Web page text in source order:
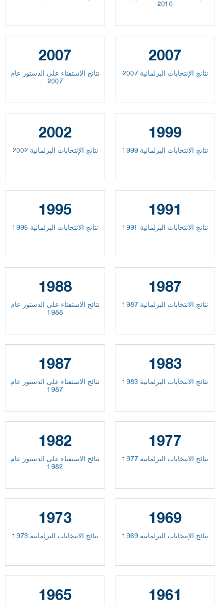
2010
2007
نتائج الاستفتاء على الدستور عام
2007
2007
نتائج الإنتخابات البرلمانية 2007
2002
نتائج الإنتخابات البرلمانية 2002
1999
نتائج الانتخابات البرلمانية 1999
1995
نتائج الانتخابات البرلمانية 1995
1991
نتائج الانتخابات البرلمانية 1991
1988
نتائج الاستفتاء على الدستور عام
1988
1987
نتائج الانتخابات البرلمانية 1987
1987
نتائج الاستفتاء على الدستور عام
1987
1983
نتائج الانتخابات البرلمانية 1983
1982
نتائج الاستفتاء على الدستور عام
1982
1977
نتائج الانتخابات البرلمانية 1977
1973
نتائج الانتخابات البرلمانية 1973
1969
نتائج الإنتخابات البرلمانية 1969
1965 1961